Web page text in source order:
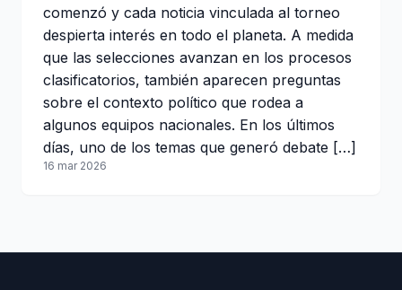
comenzó y cada noticia vinculada al torneo
despierta interés en todo el planeta. A medida
que las selecciones avanzan en los procesos
clasificatorios, también aparecen preguntas
sobre el contexto político que rodea a
algunos equipos nacionales. En los últimos
días, uno de los temas que generó debate […]
16 mar 2026